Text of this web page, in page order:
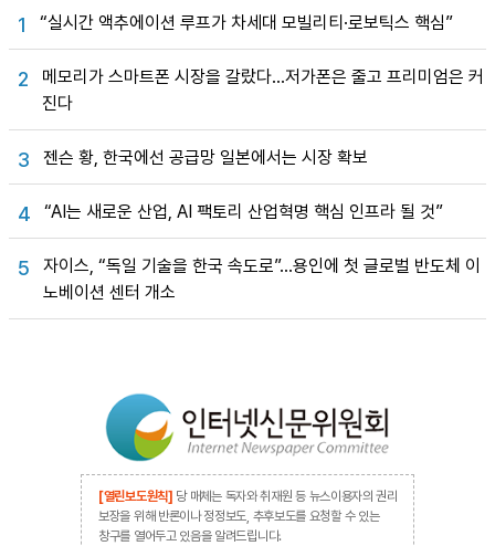
1 “실시간 액추에이션 루프가 차세대 모빌리티·로보틱스 핵심”
2
메모리가 스마트폰 시장을 갈랐다…저가폰은 줄고 프리미엄은 커
진다
3 젠슨 황, 한국에선 공급망 일본에서는 시장 확보
4 “AI는 새로운 산업, AI 팩토리 산업혁명 핵심 인프라 될 것”
5
자이스, “독일 기술을 한국 속도로”…용인에 첫 글로벌 반도체 이
노베이션 센터 개소
[열린보도원칙] 당 매체는 독자와 취재원 등 뉴스이용자의 권리
보장을 위해 반론이나 정정보도, 추후보도를 요청할 수 있는
창구를 열어두고 있음을 알려드립니다.